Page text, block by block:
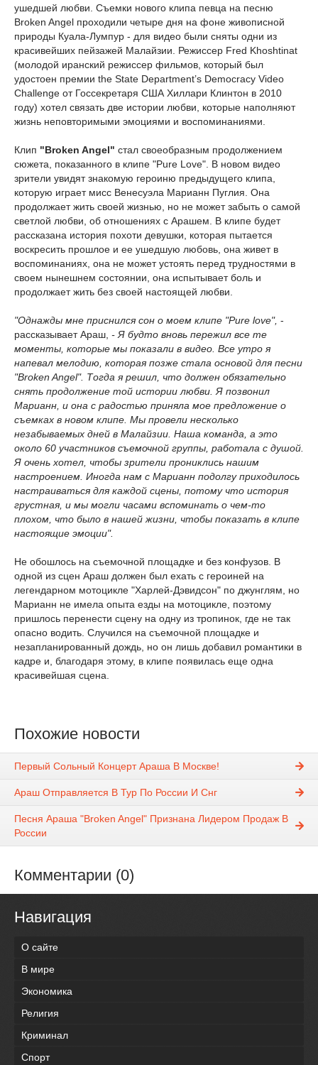
ушедшей любви. Съемки нового клипа певца на песню
Broken Angel проходили четыре дня на фоне живописной
природы Куала-Лумпур - для видео были сняты одни из
красивейших пейзажей Малайзии. Режиссер Fred Khoshtinat
(молодой иранский режиссер фильмов, который был
удостоен премии the State Department’s Democracy Video
Challenge от Госсекретаря США Хиллари Клинтон в 2010
году) хотел связать две истории любви, которые наполняют
жизнь неповторимыми эмоциями и воспоминаниями.
Клип "Broken Angel" стал своеобразным продолжением
сюжета, показанного в клипе "Pure Love". В новом видео
зрители увидят знакомую героиню предыдущего клипа,
которую играет мисс Венесуэла Марианн Пуглия. Она
продолжает жить своей жизнью, но не может забыть о самой
светлой любви, об отношениях с Арашем. В клипе будет
рассказана история похоти девушки, которая пытается
воскресить прошлое и ее ушедшую любовь, она живет в
воспоминаниях, она не может устоять перед трудностями в
своем нынешнем состоянии, она испытывает боль и
продолжает жить без своей настоящей любви.
"Однажды мне приснился сон о моем клипе "Pure love", -
рассказывает Араш, - Я будто вновь пережил все те
моменты, которые мы показали в видео. Все утро я
напевал мелодию, которая позже стала основой для песни
"Broken Angel". Тогда я решил, что должен обязательно
снять продолжение той истории любви. Я позвонил
Марианн, и она с радостью приняла мое предложение о
съемках в новом клипе. Мы провели несколько
незабываемых дней в Малайзии. Наша команда, а это
около 60 участников съемочной группы, работала с душой.
Я очень хотел, чтобы зрители прониклись нашим
настроением. Иногда нам с Марианн подолгу приходилось
настраиваться для каждой сцены, потому что история
грустная, и мы могли часами вспоминать о чем-то
плохом, что было в нашей жизни, чтобы показать в клипе
настоящие эмоции".
Не обошлось на съемочной площадке и без конфузов. В
одной из сцен Араш должен был ехать с героиней на
легендарном мотоцикле "Харлей-Дэвидсон" по джунглям, но
Марианн не имела опыта езды на мотоцикле, поэтому
пришлось перенести сцену на одну из тропинок, где не так
опасно водить. Случился на съемочной площадке и
незапланированный дождь, но он лишь добавил романтики в
кадре и, благодаря этому, в клипе появилась еще одна
красивейшая сцена.
Похожие новости
Первый Сольный Концерт Араша В Москве!
Араш Отправляется В Тур По России И Снг
Песня Араша "Broken Angel" Признана Лидером Продаж В
России
Комментарии (0)
Навигация
О сайте
В мире
Экономика
Религия
Криминал
Спорт